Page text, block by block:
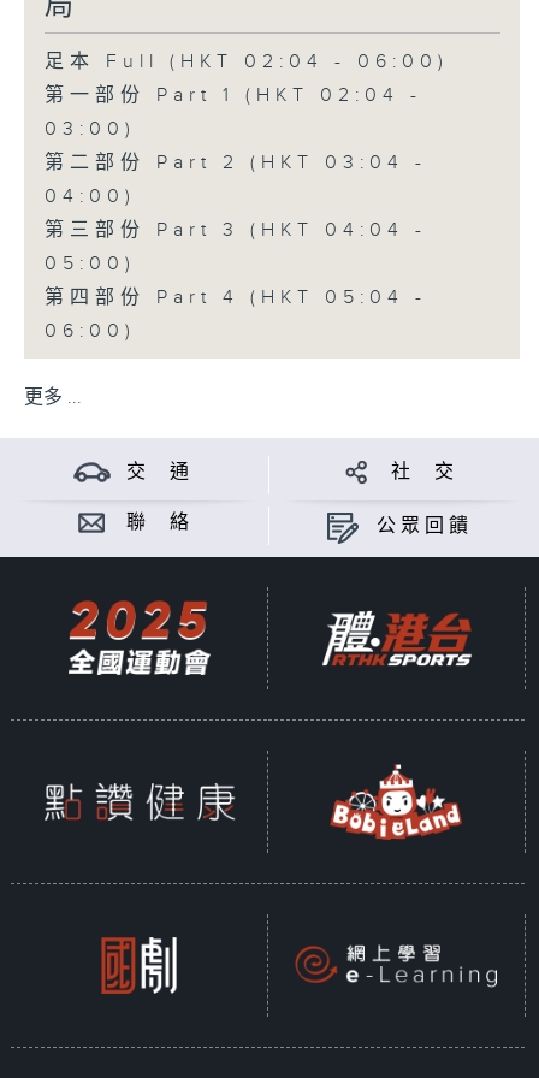
足本 Full (HKT 02:04 - 06:00)
第一部份 Part 1 (HKT 02:04 -
03:00)
第二部份 Part 2 (HKT 03:04 -
04:00)
第三部份 Part 3 (HKT 04:04 -
05:00)
第四部份 Part 4 (HKT 05:04 -
06:00)
更多 ...
交 通 社 交
聯 絡 公眾回饋